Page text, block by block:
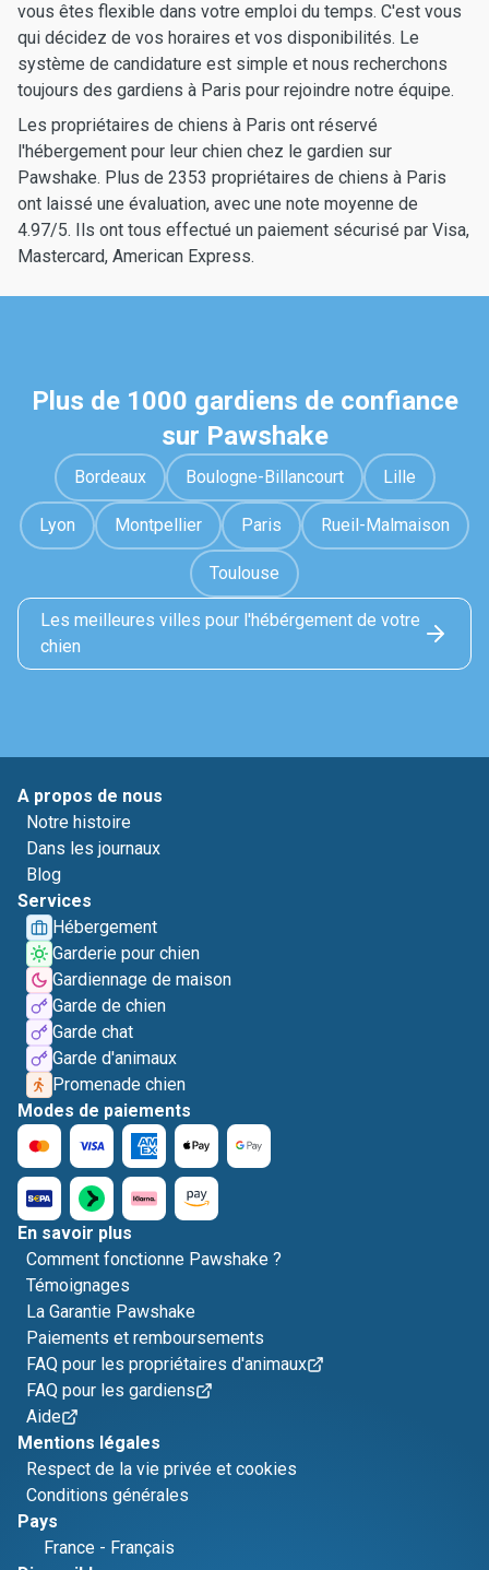
vous êtes flexible dans votre emploi du temps. C'est vous
qui décidez de vos horaires et vos disponibilités. Le
système de candidature est simple et nous recherchons
toujours des gardiens à Paris pour rejoindre notre équipe.
Les propriétaires de chiens à Paris ont réservé
l'hébergement pour leur chien chez le gardien sur
Pawshake. Plus de 2353 propriétaires de chiens à Paris
ont laissé une évaluation, avec une note moyenne de
4.97/5. Ils ont tous effectué un paiement sécurisé par Visa,
Mastercard, American Express.
Plus de 1000 gardiens de confiance
sur Pawshake
Bordeaux Boulogne-Billancourt Lille
Lyon Montpellier Paris Rueil-Malmaison
Toulouse
Les meilleures villes pour l'hébérgement de votre
chien
A propos de nous
Notre histoire
Dans les journaux
Blog
Services
Hébergement
Garderie pour chien
Gardiennage de maison
Garde de chien
Garde chat
Garde d'animaux
Promenade chien
Modes de paiements
En savoir plus
Comment fonctionne Pawshake ?
Témoignages
La Garantie Pawshake
Paiements et remboursements
FAQ pour les propriétaires d'animaux
FAQ pour les gardiens
Aide
Mentions légales
Respect de la vie privée et cookies
Conditions générales
Pays
France - Français